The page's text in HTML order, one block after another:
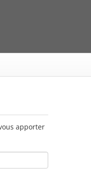
apporter